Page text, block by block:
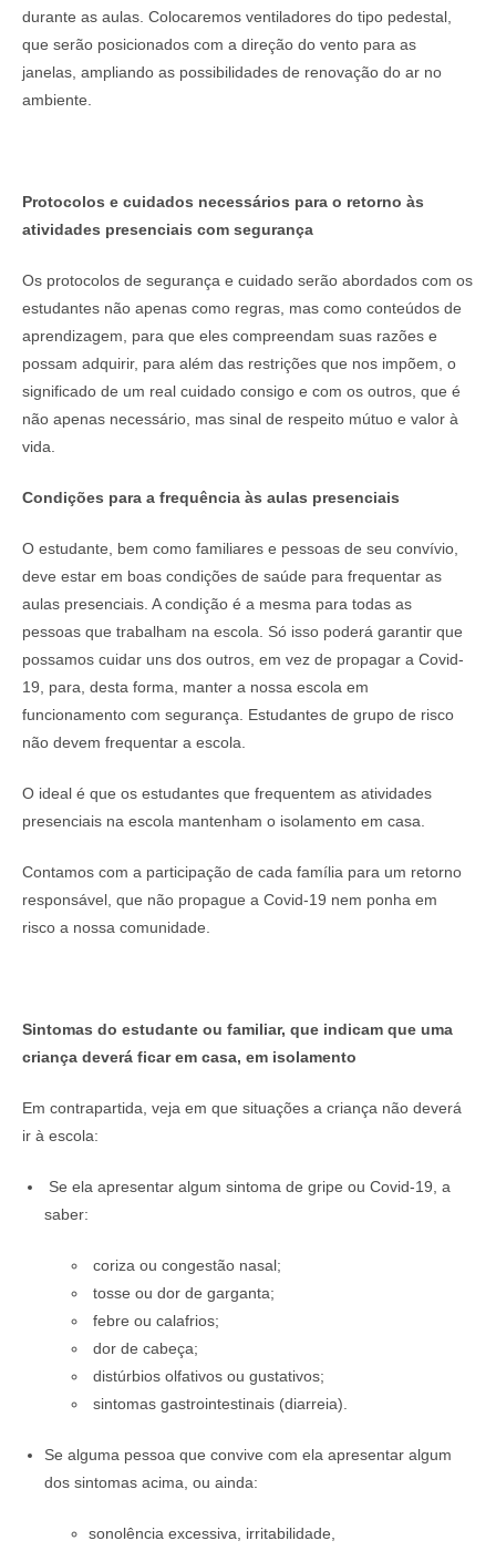
durante as aulas. Colocaremos ventiladores do tipo pedestal,
que serão posicionados com a direção do vento para as
janelas, ampliando as possibilidades de renovação do ar no
ambiente.
Protocolos e cuidados necessários para o retorno às
atividades presenciais com segurança
Os protocolos de segurança e cuidado serão abordados com os
estudantes não apenas como regras, mas como conteúdos de
aprendizagem, para que eles compreendam suas razões e
possam adquirir, para além das restrições que nos impõem, o
significado de um real cuidado consigo e com os outros, que é
não apenas necessário, mas sinal de respeito mútuo e valor à
vida.
Condições para a frequência às aulas presenciais
O estudante, bem como familiares e pessoas de seu convívio,
deve estar em boas condições de saúde para frequentar as
aulas presenciais. A condição é a mesma para todas as
pessoas que trabalham na escola. Só isso poderá garantir que
possamos cuidar uns dos outros, em vez de propagar a Covid-
19, para, desta forma, manter a nossa escola em
funcionamento com segurança. Estudantes de grupo de risco
não devem frequentar a escola.
O ideal é que os estudantes que frequentem as atividades
presenciais na escola mantenham o isolamento em casa.
Contamos com a participação de cada família para um retorno
responsável, que não propague a Covid-19 nem ponha em
risco a nossa comunidade.
Sintomas do estudante ou familiar, que indicam que uma
criança deverá ficar em casa, em isolamento
Em contrapartida, veja em que situações a criança não deverá
ir à escola:
Se ela apresentar algum sintoma de gripe ou Covid-19, a
saber:
coriza ou congestão nasal;
tosse ou dor de garganta;
febre ou calafrios;
dor de cabeça;
distúrbios olfativos ou gustativos;
sintomas gastrointestinais (diarreia).
Se alguma pessoa que convive com ela apresentar algum
dos sintomas acima, ou ainda:
sonolência excessiva, irritabilidade,